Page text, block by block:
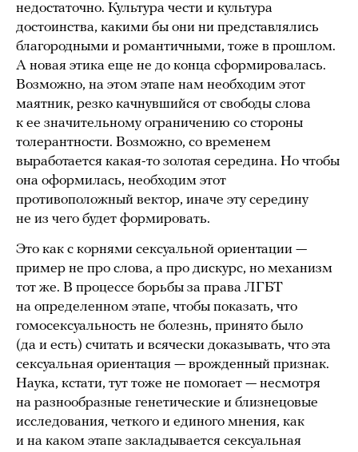
недостаточно. Культура чести и культура
достоинства, какими бы они ни представлялись
благородными и романтичными, тоже в прошлом.
А новая этика еще не до конца сформировалась.
Возможно, на этом этапе нам необходим этот
маятник, резко качнувшийся от свободы слова
к ее значительному ограничению со стороны
толерантности. Возможно, со временем
выработается какая-то золотая середина. Но чтобы
она оформилась, необходим этот
противоположный вектор, иначе эту середину
не из чего будет формировать.
Это как с корнями сексуальной ориентации —
пример не про слова, а про дискурс, но механизм
тот же. В процессе борьбы за права ЛГБТ
на определенном этапе, чтобы показать, что
гомосексуальность не болезнь, принято было
(да и есть) считать и всячески доказывать, что эта
сексуальная ориентация — врожденный признак.
Наука, кстати, тут тоже не помогает — несмотря
на разнообразные генетические и близнецовые
исследования, четкого и единого мнения, как
и на каком этапе закладывается сексуальная